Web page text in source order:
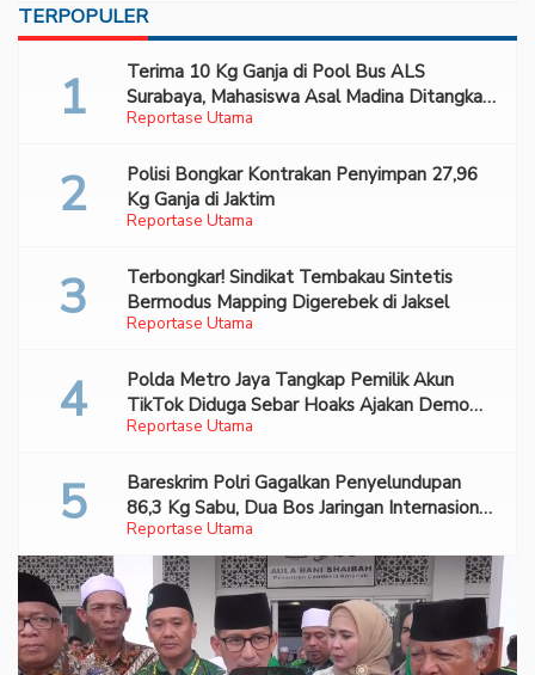
TERPOPULER
Reportase Utama
Terima 10 Kg Ganja di Pool Bus ALS
Surabaya, Mahasiswa Asal Madina Ditangkap
Bareskrim
Reportase Utama
Polisi Bongkar Kontrakan Penyimpan 27,96
Kg Ganja di Jaktim
Reportase Utama
Terbongkar! Sindikat Tembakau Sintetis
Bermodus Mapping Digerebek di Jaksel
Reportase Utama
Polda Metro Jaya Tangkap Pemilik Akun
TikTok Diduga Sebar Hoaks Ajakan Demo
Turunkan Prabowo-Gibran
Reportase Utama
Bareskrim Polri Gagalkan Penyelundupan
86,3 Kg Sabu, Dua Bos Jaringan Internasional
Diburu